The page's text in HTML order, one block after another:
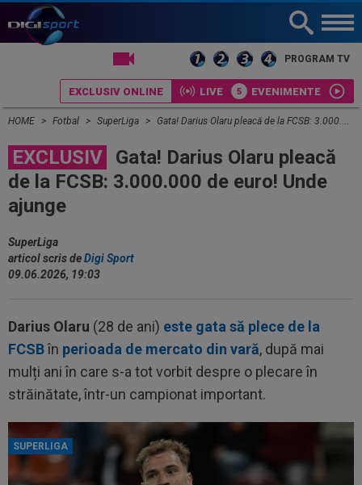
PROGRAM TV
EXCLUSIV ONLINE LIVE EVENIMENTE
HOME Fotbal SuperLiga Gata! Darius Olaru pleacă de la FCSB: 3.000.000 de euro! Unde ajunge
EXCLUSIV
Gata! Darius Olaru pleacă
de la FCSB: 3.000.000 de euro! Unde
ajunge
SuperLiga
articol scris deDigi Sport
09.06.2026, 19:03
Darius Olaru (28 de ani) este gata să plece de la
FCSBîn perioada de mercato din vară, după mai
mulți ani în care s-a tot vorbit despre o plecare în
străinătate, într-un campionat important.
SUPERLIGA